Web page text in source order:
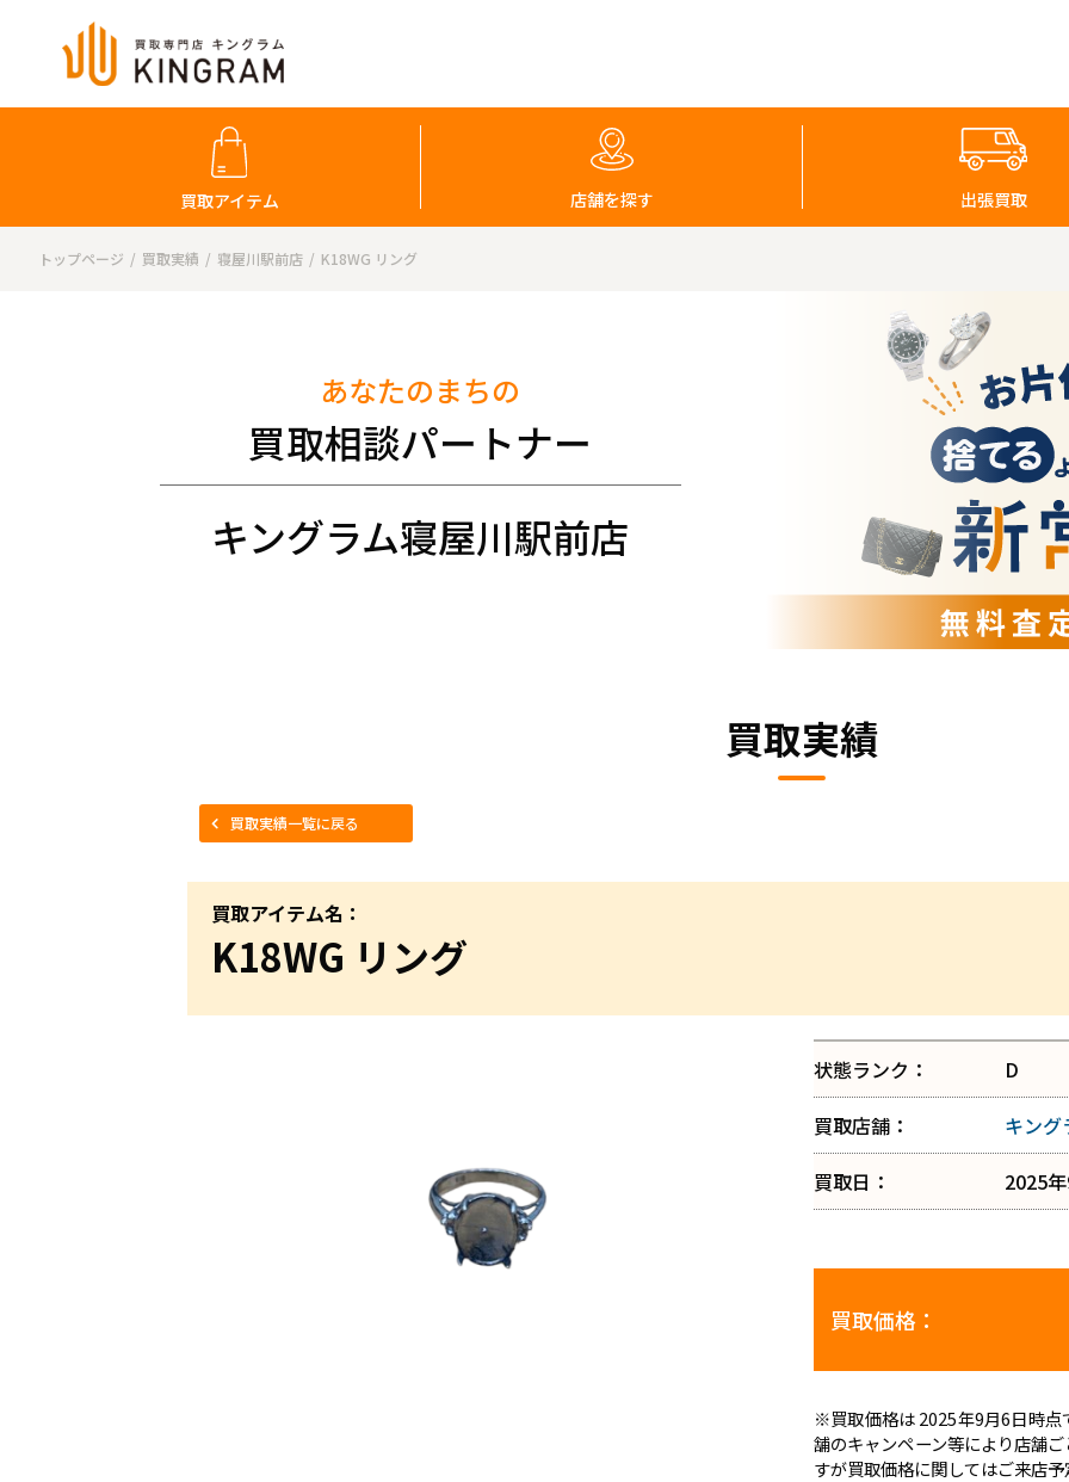
買取アイテム 店舗を探す 出張買取
トップページ 買取実績 寝屋川駅前店 K18WG リング
キングラム寝屋川駅前店
あなたのまちの
買取相談パートナー
買取実績
買取実績一覧に戻る
買取アイテム名：
K18WG リング
状態ランク：
D
買取店舗：
キング
買取日：
2025
買取価格：
※買取価格は 2025年9月6日時点
舗のキャンペーン等により店舗
すが買取価格に関してはご来店